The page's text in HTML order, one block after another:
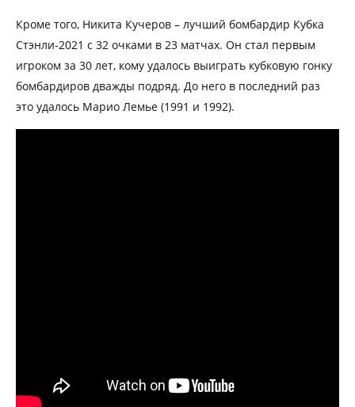
Кроме того, Никита Кучеров – лучший бомбардир Кубка
Стэнли-2021 с 32 очками в 23 матчах. Он стал первым
игроком за 30 лет, кому удалось выиграть кубковую гонку
бомбардиров дважды подряд. До него в последний раз
это удалось Марио Лемье (1991 и 1992).